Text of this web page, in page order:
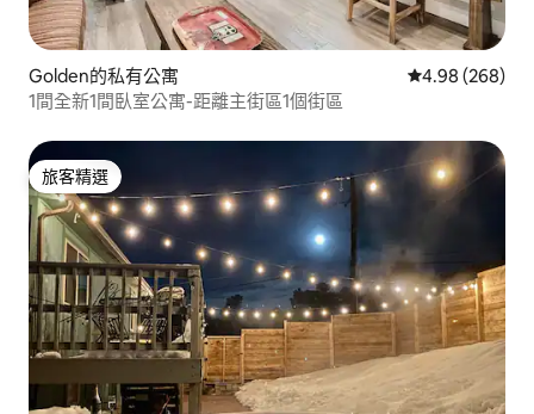
Golden的私有公寓 從 268 則評價
4.98 (268)
1間全新1間臥室公寓-距離主街區1個街區
旅客精選
旅客精選